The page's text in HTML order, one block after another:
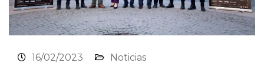
16/02/2023 Noticias